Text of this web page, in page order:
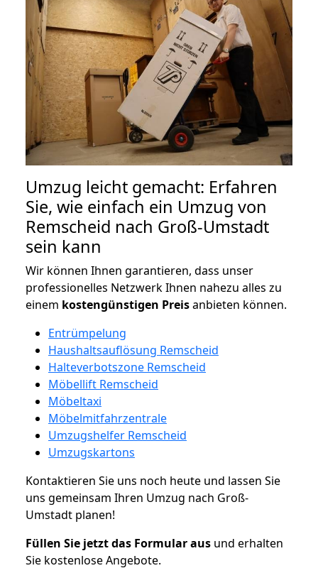
Umzug leicht gemacht: Erfahren
Sie, wie einfach ein Umzug von
Remscheid nach Groß-Umstadt
sein kann
Wir können Ihnen garantieren, dass unser
professionelles Netzwerk Ihnen nahezu alles zu
einem kostengünstigen Preisanbieten können.
Entrümpelung
Haushaltsauflösung Remscheid
Halteverbotszone Remscheid
Möbellift Remscheid
Möbeltaxi
Möbelmitfahrzentrale
Umzugshelfer Remscheid
Umzugskartons
Kontaktieren Sie uns noch heute und lassen Sie
uns gemeinsam Ihren Umzug nach Groß-
Umstadt planen!
Füllen Sie jetzt das Formular aus und erhalten
Sie kostenlose Angebote.